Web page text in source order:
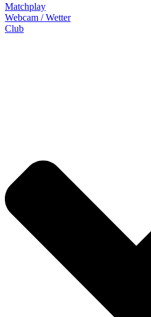
Matchplay
Webcam / Wetter
Club